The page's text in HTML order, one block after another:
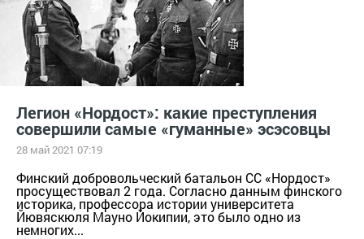
Легион «Нордост»: какие преступления
совершили самые «гуманные» эсэсовцы
28 май 2021 07:19
Финский добровольческий батальон СС «Нордост»
просуществовал 2 года. Согласно данным финского
историка, профессора истории университета
Йювяскюля Мауно Йокипии, это было одно из
немногих...